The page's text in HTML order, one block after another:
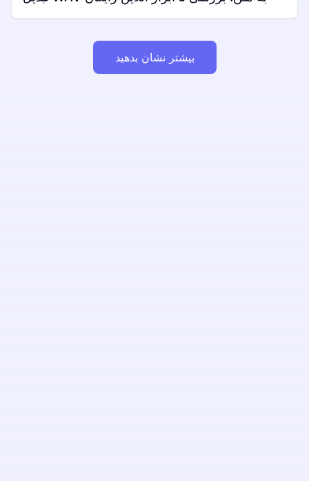
بیشتر نشان بدهید